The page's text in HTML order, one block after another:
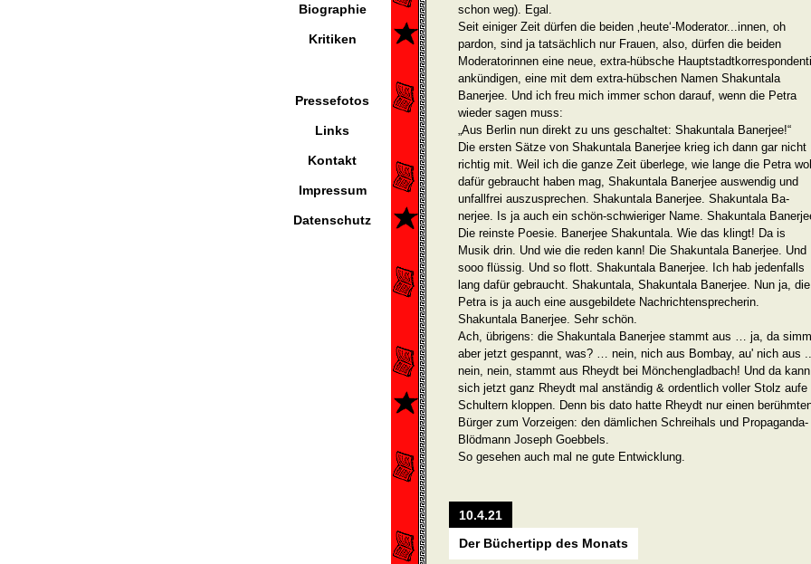
Biographie
Kritiken
Pressefotos
Links
Kontakt
Impressum
Datenschutz
schon weg). Egal.
Seit einiger Zeit dürfen die beiden ‚heute‘-Moderator...innen, oh
pardon, sind ja tatsächlich nur Frauen, also, dürfen die beiden
Moderatorinnen eine neue, extra-hübsche
ankündigen, eine mit dem extra-hübschen Namen Shakuntala
Banerjee. Und ich freu mich immer schon darauf, wenn die Petra
wieder sagen muss:
„Aus Berlin nun direkt zu uns geschaltet: Shakuntala Banerjee!“
Die ersten Sätze von Shakuntala Banerjee krieg ich dann gar nicht
richtig mit. Weil ich die ganze Zeit überlege, wie lange die Petra
dafür gebraucht haben mag, Shakuntala Banerjee auswendig und
unfallfrei auszusprechen. Shakuntala Banerjee. Shakuntala Ba­
nerjee. Is ja auch ein schön-schwieriger Name. Shakuntala
Die reinste Poesie. Banerjee Shakuntala. Wie das klingt! Da is
Musik drin. Und wie die reden kann! Die Shakuntala Banerjee. Und
sooo flüssig. Und so flott. Shakuntala Banerjee. Ich hab jeden­falls
lang dafür gebraucht. Shakuntala, Sha­kuntala Banerjee. Nun ja, die
Petra is ja auch eine ausgebildete Nachrichtensprecherin.
Shakuntala Banerjee. Sehr schön.
Ach, übrigens: die Shakuntala Banerjee stammt aus … ja, da
aber jetzt gespannt, was? … nein, nich aus Bombay, au' nich aus
nein, nein, stammt aus Rheydt bei Mönchengladbach! Und da kann
sich jetzt ganz Rheydt mal anständig & ordentlich voller Stolz aufe
Schultern kloppen. Denn bis dato hatte Rheydt nur einen
Bürger zum Vorzeigen: den dämlichen Schreihals und Propaganda-
Blöd­mann Joseph Goebbels.
So gesehen auch mal ne gute Entwicklung.
10.4.21
Der Büchertipp des Monats